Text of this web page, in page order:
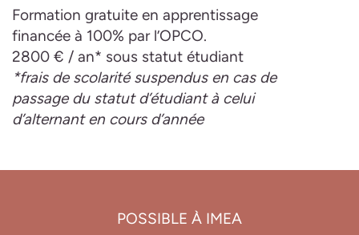
Formation gratuite en apprentissage
financée à 100% par l’OPCO.
2800 € / an* sous statut étudiant
*frais de scolarité suspendus en cas de
passage du statut d’étudiant à celui
d’alternant en cours d’année
POSSIBLE À IMEA